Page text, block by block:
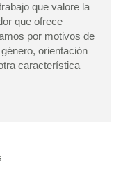
que valore la
que ofrece
por motivos de
orientación
característica